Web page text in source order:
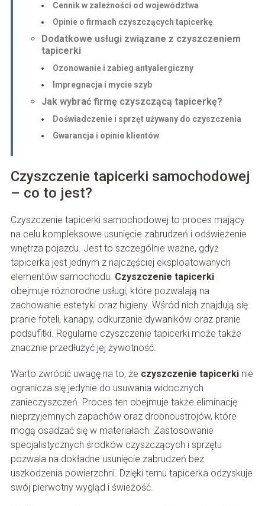
Cennik w zależności od województwa
Opinie o firmach czyszczących tapicerkę
Dodatkowe usługi związane z czyszczeniem
tapicerki
Ozonowanie i zabieg antyalergiczny
Impregnacja i mycie szyb
Jak wybrać firmę czyszczącą tapicerkę?
Doświadczenie i sprzęt używany do czyszczenia
Gwarancja i opinie klientów
Czyszczenie tapicerki samochodowej
– co to jest?
Czyszczenie tapicerki samochodowej to proces mający
na celu kompleksowe usunięcie zabrudzeń i odświeżenie
wnętrza pojazdu. Jest to szczególnie ważne, gdyż
tapicerka jest jednym z najczęściej eksploatowanych
elementów samochodu. Czyszczenie tapicerki
obejmuje różnorodne usługi, które pozwalają na
zachowanie estetyki oraz higieny. Wśród nich znajdują się
pranie foteli, kanapy, odkurzanie dywaników oraz pranie
podsufitki. Regularne czyszczenie tapicerki może także
znacznie przedłużyć jej żywotność.
Warto zwrócić uwagę na to, że czyszczenie tapicerkinie
ogranicza się jedynie do usuwania widocznych
zanieczyszczeń. Proces ten obejmuje także eliminację
nieprzyjemnych zapachów oraz drobnoustrojów, które
mogą osadzać się w materiałach. Zastosowanie
specjalistycznych środków czyszczących i sprzętu
pozwala na dokładne usunięcie zabrudzeń bez
uszkodzenia powierzchni. Dzięki temu tapicerka odzyskuje
swój pierwotny wygląd i świeżość.